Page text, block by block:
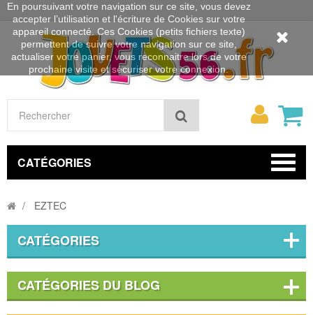
Rechercher
Mon
CATÉGORIES
EZTEC
CATÉGORIES
CATÉGORIES DU BLOG
En poursuivant votre navigation sur ce site, vous devez
accepter l’utilisation et l'écriture de Cookies sur votre
appareil connecté. Ces Cookies (petits fichiers texte)
permettent de suivre votre navigation sur ce site,
actualiser votre panier, vous reconnaitre lors de votre
prochaine visite et sécuriser votre connexion.